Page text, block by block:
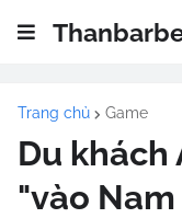
Trang chủ Game
Du khách
"vào